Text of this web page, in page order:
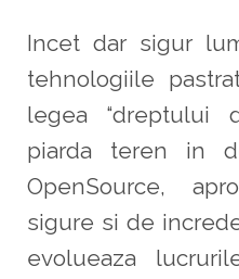
Incet dar sigur
tehnologiile
legea “dreptului
piarda teren in
OpenSource,
sigure si de
evolueaza